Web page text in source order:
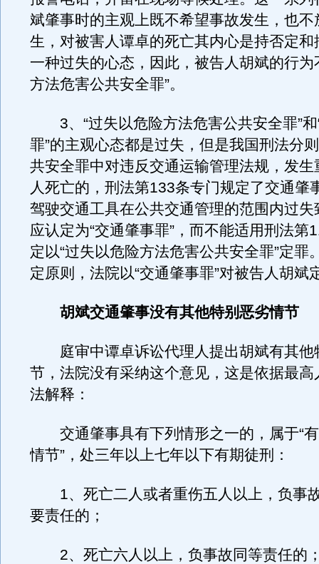
斌肇事时的主观上既不希望事故发生，也不
生，对被害人谭卓的死亡其内心是持否定和
一种过失的心态，因此，被告人胡斌的行为
方法危害公共安全罪”。
3、“过失以危险方法危害公共安全罪”和
罪”的主观心态都是过失，但是我国刑法分
共安全罪中对违反交通运输管理法规，发生
人死亡的，刑法第133条专门规定了交通肇
驾驶交通工具在公共交通管理的范围内过失
应认定为“交通肇事罪”，而不能适用刑法第
定以“过失以危险方法危害公共安全罪”定罪
定原则，法院以“交通肇事罪”对被告人胡斌
胡斌交通肇事没有其他特别恶劣情节
庭审中谭卓诉讼代理人提出胡斌有其他
节，法院没有采纳这个意见，这是依据最高
法解释：
交通肇事具有下列情形之一的，属于“
情节”，处三年以上七年以下有期徒刑：
1、死亡二人或者重伤五人以上，负事
要责任的；
2、死亡六人以上，负事故同等责任的